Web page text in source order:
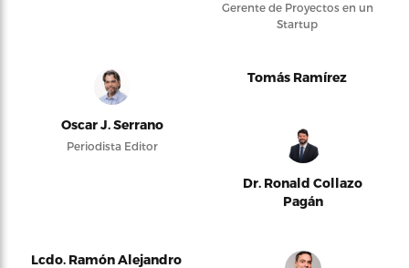
Gerente de Proyectos en un
Startup
Oscar J. Serrano
Periodista Editor
Tomás Ramírez
Dr. Ronald Collazo
Pagán
Lcdo. Ramón Alejandro